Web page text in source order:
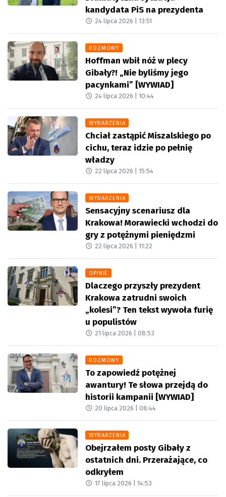
kandydata PiS na prezydenta
24 lipca 2026 |13:51
ROZMOWY
Hoffman wbił nóż w plecy
Gibały?! „Nie byliśmy jego
pacynkami” [WYWIAD]
24 lipca 2026 |10:44
WYDARZENIA
Chciał zastąpić Miszalskiego po
cichu, teraz idzie po pełnię
władzy
22 lipca 2026 |15:54
WYDARZENIA
Sensacyjny scenariusz dla
Krakowa! Morawiecki wchodzi do
gry z potężnymi pieniędzmi
22 lipca 2026 |11:22
OPINIE
Dlaczego przyszły prezydent
Krakowa zatrudni swoich
„kolesi”? Ten tekst wywoła furię
u populistów
21 lipca 2026 |08:53
ROZMOWY
To zapowiedź potężnej
awantury! Te słowa przejdą do
historii kampanii [WYWIAD]
20 lipca 2026 |08:44
WYDARZENIA
Obejrzałem posty Gibały z
ostatnich dni. Przerażające, co
odkryłem
17 lipca 2026 |14:53